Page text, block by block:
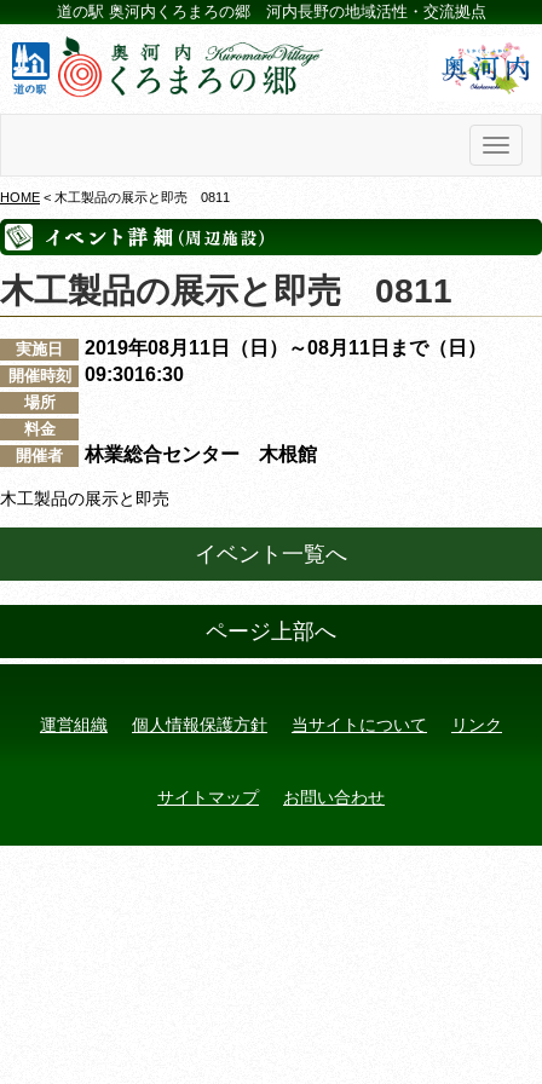
道の駅 奥河内くろまろの郷 河内長野の地域活性・交流拠点
HOME < 木工製品の展示と即売 0811
木工製品の展示と即売 0811
実施日 2019年08月11日（日）～08月11日まで（日）
開催時刻 09:3016:30
場所
料金
開催者
林業総合センター 木根館
木工製品の展示と即売
イベント一覧へ
ページ上部へ
運営組織 個人情報保護方針 当サイトについて リンク
サイトマップ お問い合わせ